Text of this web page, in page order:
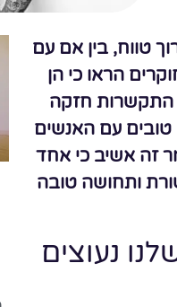
טווח, בין אם עם
הראו כי הן
התקשרות חזקה
טובים עם האנשים
זה אשיב כי אחד
ותחושה טובה
נעוצים